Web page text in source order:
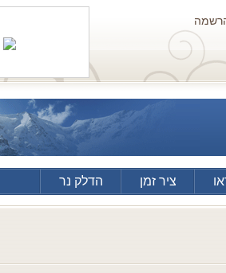
ציר זמן הדלק נר